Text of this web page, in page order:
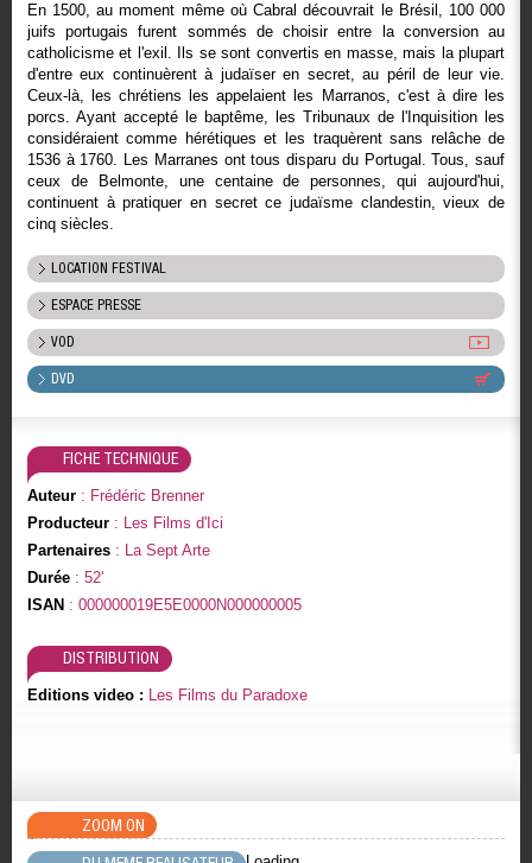
En 1500, au moment même où Cabral découvrait le Brésil, 100 000
juifs portugais furent sommés de choisir entre la conversion au
catholicisme et l'exil. Ils se sont convertis en masse, mais la plupart
d'entre eux continuèrent à judaïser en secret, au péril de leur vie.
Ceux-là, les chrétiens les appelaient les Marranos, c'est à dire les
porcs. Ayant accepté le baptême, les Tribunaux de l'Inquisition les
considéraient comme hérétiques et les traquèrent sans relâche de
1536 à 1760. Les Marranes ont tous disparu du Portugal. Tous, sauf
ceux de Belmonte, une centaine de personnes, qui aujourd'hui,
continuent à pratiquer en secret ce judaïsme clandestin, vieux de
cinq siècles.
LOCATION FESTIVAL
ESPACE PRESSE
VOD
DVD
FICHE TECHNIQUE
Auteur: Frédéric Brenner
Producteur: Les Films d'Ici
Partenaires: La Sept Arte
Durée: 52'
ISAN : 000000019E5E0000N000000005
DISTRIBUTION
Editions video : Les Films du Paradoxe
ZOOM ON